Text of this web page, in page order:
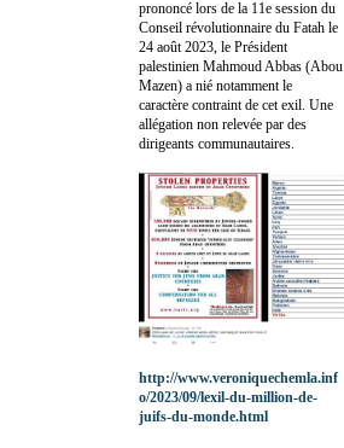
prononcé lors de la 11e session du
Conseil révolutionnaire du Fatah le
24 août 2023, le Président
palestinien Mahmoud Abbas (Abou
Mazen) a nié notamment le
caractère contraint de cet exil. Une
allégation non relevée par des
dirigeants communautaires.
http://www.veroniquechemla.inf
o/2023/09/lexil-du-million-de-
juifs-du-monde.html